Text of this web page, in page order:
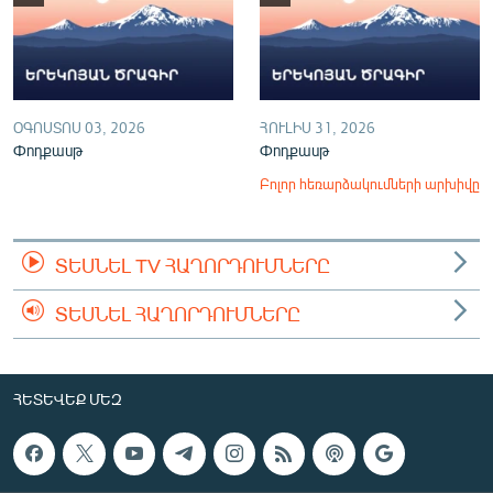
ՕԳՈՍՏՈՍ 03, 2026
Փոդքասթ
ՀՈՒԼԻՍ 31, 2026
Փոդքասթ
Բոլոր հեռարձակումների արխիվը
ՏԵՍՆԵԼ TV ՀԱՂՈՐԴՈՒՄՆԵՐԸ
ՏԵՍՆԵԼ ՀԱՂՈՐԴՈՒՄՆԵՐԸ
ՀԵՏԵՎԵՔ ՄԵԶ